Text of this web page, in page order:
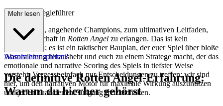
rittener Strategieführer
Willkommen, angehende Champions, zum ultimativen Leitfaden,
um Meisterschaft in Rotten Angel zu erlangen. Das ist kein
Walkthrough; es ist ein taktischer Bauplan, der euer Spiel über bloße
Absolvierung hinaushebt und euch zu einem Stratege macht, der das
emotionale und narrative Scoring des Spiels in tiefster Weise
versteht. Vergesst einfach nur Entscheidungen zu treffen; wir sind
hier, um den narrativen Motor für maximale Wirkung auszunutzen
und jeden nuancierten Ausgang freizuschalten.
Mehr lesen
Warum hier spielen?
Die definitive Rotten Angel-Erfahrung:
Warum du hierher gehörst